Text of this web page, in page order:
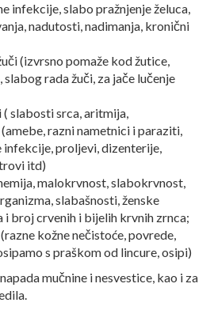
infekcije, slabo pražnjenje želuca,
nadutosti, nadimanja, kronični
(izvrsno pomaže kod žutice,
rada žuči, za jače lučenje
slabosti srca, aritmija,
razni nametnici i paraziti,
infekcije, proljevi, dizenterije,
itd)
malokrvnost, slabokrvnost,
slabašnosti, ženske
i broj crvenih i bijelih krvnih zrnca;
kožne nečistoće, povrede,
s praškom od lincure, osipi)
mučnine i nesvestice, kao i za